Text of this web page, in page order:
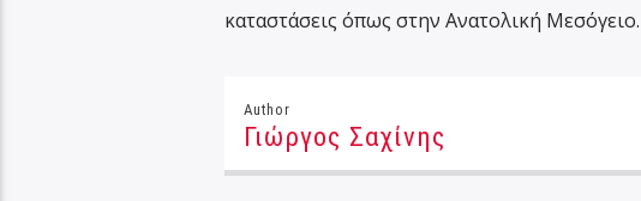
καταστάσεις όπως στην Ανατολική Μεσόγειο.
Author
Γιώργος Σαχίνης